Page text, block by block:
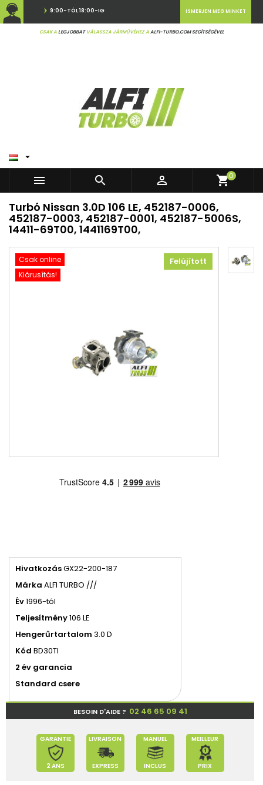
9:00-TÓL 18:00-IG
CSAK ALEGJOBBATVÁLASSZA JÁRMŰVÉHEZ AALFI-TURBO.COM SEGÍTSÉGÉVEL
ISMERJEN MEG MINKET

   shopping_cart0
Turbó Nissan 3.0D 106 LE, 452187-0006,
452187-0003, 452187-0001, 452187-5006S,
14411-69T00, 1441169T00,
Csak online
Kiárusítás!
Felújított
HivatkozásGX22-200-187
Márka ALFI TURBO ///
Év1996-tól
Teljesítmény106 LE
Hengerűrtartalom 3.0 D
Kód BD30TI
2 év garancia
Standard csere
BESOIN D'AIDE ? 02 46 65 09 41
GARANTIE
2 ANS
LIVRAISON
EXPRESS
MANUEL
INCLUS
MEILLEUR
PRIX